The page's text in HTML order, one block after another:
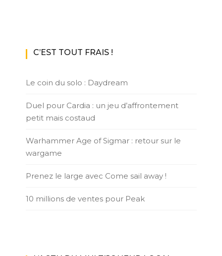
C’EST TOUT FRAIS !
Le coin du solo : Daydream
Duel pour Cardia : un jeu d’affrontement
petit mais costaud
Warhammer Age of Sigmar : retour sur le
wargame
Prenez le large avec Come sail away !
10 millions de ventes pour Peak